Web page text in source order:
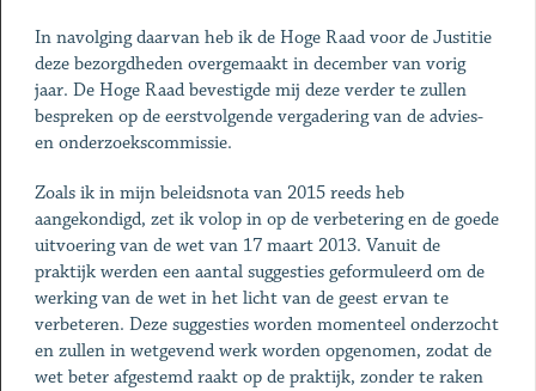
In navolging daarvan heb ik de Hoge Raad voor de Justitie
deze bezorgdheden overgemaakt in december van vorig
jaar. De Hoge Raad bevestigde mij deze verder te zullen
bespreken op de eerstvolgende vergadering van de advies-
en onderzoekscommissie.
Zoals ik in mijn beleidsnota van 2015 reeds heb
aangekondigd, zet ik volop in op de verbetering en de goede
uitvoering van de wet van 17 maart 2013. Vanuit de
praktijk werden een aantal suggesties geformuleerd om de
werking van de wet in het licht van de geest ervan te
verbeteren. Deze suggesties worden momenteel onderzocht
en zullen in wetgevend werk worden opgenomen, zodat de
wet beter afgestemd raakt op de praktijk, zonder te raken